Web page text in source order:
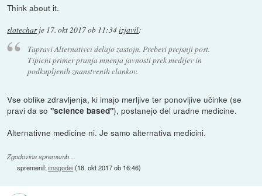
Think about it.
slotecharje 17. okt 2017 ob 11:34izjavil:
Tapravi Alternativci delajo zastojn. Preberi prejsnji post.
Tipicni primer pranja mnenja javnosti prek medijev in
podkupljenih znanstvenih clankov.
Vse oblike zdravljenja, ki imajo merljive ter ponovljive učinke (se
pravi da so"science based"), postanejo del uradne medicine.
Alternativne medicine ni. Je samo alternativa medicini.
Zgodovina sprememb…
spremenil:imagodei(18. okt 2017 ob 16:46)